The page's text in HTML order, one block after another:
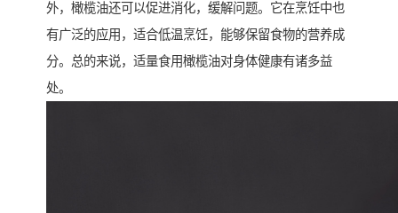
外，橄榄油还可以促进消化，缓解问题。它在烹饪中也
有广泛的应用，适合低温烹饪，能够保留食物的营养成
分。总的来说，适量食用橄榄油对身体健康有诸多益
处。